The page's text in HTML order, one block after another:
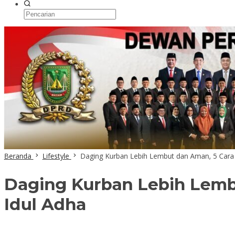
Beranda Lifestyle Daging Kurban Lebih Lembut dan Aman, 5
Daging Kurban Lebih
Idul Adha